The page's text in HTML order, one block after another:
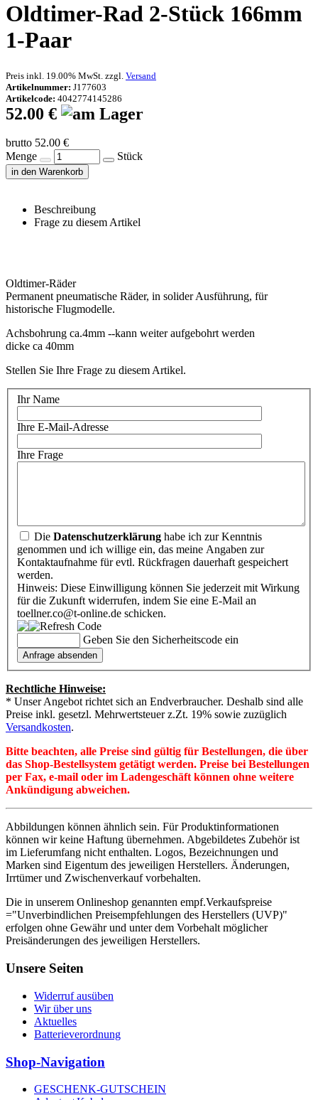
Oldtimer-Rad 2-Stück 166mm
1-Paar
Preis inkl. 19.00% MwSt. zzgl. Versand
Artikelnummer: J177603
Artikelcode: 4042774145286
52.00 €
brutto 52.00 €
Menge
Stück
in den Warenkorb
Beschreibung
Frage zu diesem Artikel
Oldtimer-Räder
Permanent pneumatische Räder, in solider Ausführung, für
historische Flugmodelle.
Achsbohrung ca.4mm --kann weiter aufgebohrt werden
dicke ca 40mm
Stellen Sie Ihre Frage zu diesem Artikel.
Ihr Name
Ihre E-Mail-Adresse
Ihre Frage
Die Datenschutzerklärung habe ich zur Kenntnis
genommen und ich willige ein, das meine Angaben zur
Kontaktaufnahme für evtl. Rückfragen dauerhaft gespeichert
werden.
Hinweis: Diese Einwilligung können Sie jederzeit mit Wirkung
für die Zukunft widerrufen, indem Sie eine E-Mail an
toellner.co@t-online.de schicken.
Geben Sie den Sicherheitscode ein
Rechtliche Hinweise:
* Unser Angebot richtet sich an Endverbraucher. Deshalb sind alle
Preise inkl. gesetzl. Mehrwertsteuer z.Zt. 19% sowie zuzüglich
Versandkosten.
Bitte beachten, alle Preise sind gültig für Bestellungen, die über
das Shop-Bestellsystem getätigt werden. Preise bei Bestellungen
per Fax, e-mail oder im Ladengeschäft können ohne weitere
Ankündigung abweichen.
Abbildungen können ähnlich sein. Für Produktinformationen
können wir keine Haftung übernehmen. Abgebildetes Zubehör ist
im Lieferumfang nicht enthalten. Logos, Bezeichnungen und
Marken sind Eigentum des jeweiligen Herstellers. Änderungen,
Irrtümer und Zwischenverkauf vorbehalten.
Die in unserem Onlineshop genannten empf.Verkaufspreise
="Unverbindlichen Preisempfehlungen des Herstellers (UVP)"
erfolgen ohne Gewähr und unter dem Vorbehalt möglicher
Preisänderungen des jeweiligen Herstellers.
Unsere Seiten
Widerruf ausüben
Wir über uns
Aktuelles
Batterieverordnung
Shop-Navigation
GESCHENK-GUTSCHEIN